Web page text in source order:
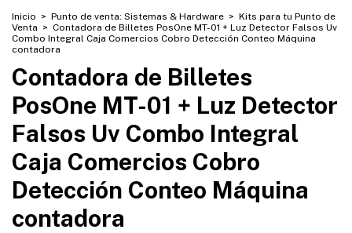
Inicio > Punto de venta: Sistemas & Hardware > Kits para tu Punto de
Venta > Contadora de Billetes PosOne MT-01 + Luz Detector Falsos Uv
Combo Integral Caja Comercios Cobro Detección Conteo Máquina
contadora
Contadora de Billetes
PosOne MT-01 + Luz Detector
Falsos Uv Combo Integral
Caja Comercios Cobro
Detección Conteo Máquina
contadora